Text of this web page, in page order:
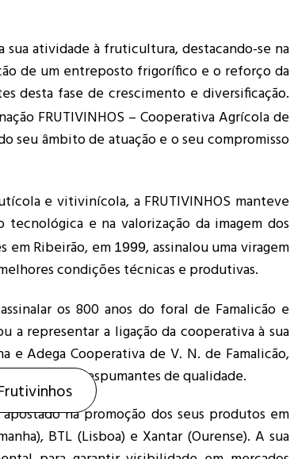
sua atividade à fruticultura, destacando-se na
de um entreposto frigorífico e o reforço da
desta fase de crescimento e diversificação.
FRUTIVINHOS – Cooperativa Agrícola de
seu âmbito de atuação e o seu compromisso
e vitivinícola, a FRUTIVINHOS manteve
e na valorização da imagem dos
em Ribeirão, em 1999, assinalou uma viragem
condições técnicas e produtivas.
os 800 anos do foral de Famalicão e
a representar a ligação da cooperativa à sua
e Adega Cooperativa de V. N. de Famalicão,
dos vinhos e espumantes de qualidade.
na promoção dos seus produtos em
BTL (Lisboa) e Xantar (Ourense). A sua